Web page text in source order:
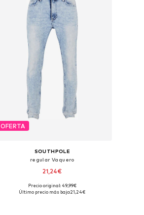
OFERTA
SOUTHPOLE
regular Vaquero
21,24€
Tallas disponibles: 30, 36
Precio original: 49,99€
Último precio más bajo:21,24€